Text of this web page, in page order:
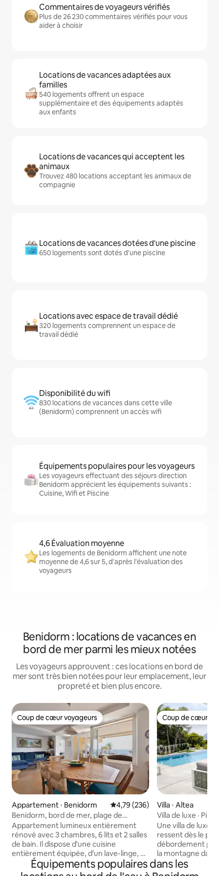
Commentaires de voyageurs vérifiés
Plus de 26 230 commentaires vérifiés pour vous
aider à choisir
Locations de vacances adaptées aux
familles
540 logements offrent un espace
supplémentaire et des équipements adaptés
aux enfants
Locations de vacances qui acceptent les
animaux
Trouvez 480 locations acceptant les animaux de
compagnie
Locations de vacances dotées d'une piscine
650 logements sont dotés d'une piscine
Locations avec espace de travail dédié
320 logements comprennent un espace de
travail dédié
Disponibilité du wifi
830 locations de vacances dans cette ville
(Benidorm) comprennent un accès wifi
Équipements populaires pour les voyageurs
Les voyageurs effectuant des séjours direction
Benidorm apprécient les équipements suivants :
Cuisine, Wifi et Piscine
4,6 Évaluation moyenne
Les logements de Benidorm affichent une note
moyenne de 4,6 sur 5, d'après l'évaluation des
voyageurs
Benidorm : locations de vacances en
bord de mer parmi les mieux notées
Les voyageurs approuvent : ces locations en bord de
mer sont très bien notées pour leur emplacement, leur
propreté et bien plus encore.
Coup de cœur voyageurs
Coup de cœur voyageurs
Appartement ⋅ Benidorm Évaluation moyenne sur la
4,79 (236)
Benidorm, bord de mer, plage de
Levante
Appartement lumineux entièrement
rénové avec 3 chambres, 6 lits et 2 salles
de bain. Il dispose d'une cuisine
entièrement équipée, d'un lave-linge, de
la climatisation, du chauffage, de la
télévision par satellite, d'une connexion
Coup de cœur
Coup de cœur
Villa ⋅ Altea
Villa de luxe ·
Vue sur la mer
Une villa de luxe
ressent dès le
débordement
la montagne
5 chambres, 3
réparties dans
Équipements populaires dans les